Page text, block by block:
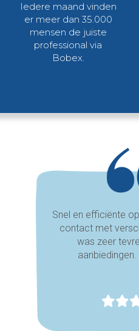
Iedere maand vinden
er meer dan 35.000
mensen de juiste
professional via
Bobex.
Snel en efficiënte
contact met
was zeer
aanbiedingen.